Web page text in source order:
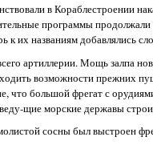
в Кораблестроении
программы
их названиям добавлялись
артиллерии. Мощь залпа
возможности прежних
что большой фрегат с
щие морские державы
сосны был выстроен